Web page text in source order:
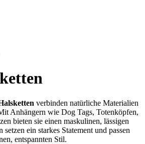
verbinden natürliche Materialien
Anhängern wie Dog Tags, Totenköpfen,
bieten sie einen maskulinen, lässigen
ein starkes Statement und passen
entspannten Stil.